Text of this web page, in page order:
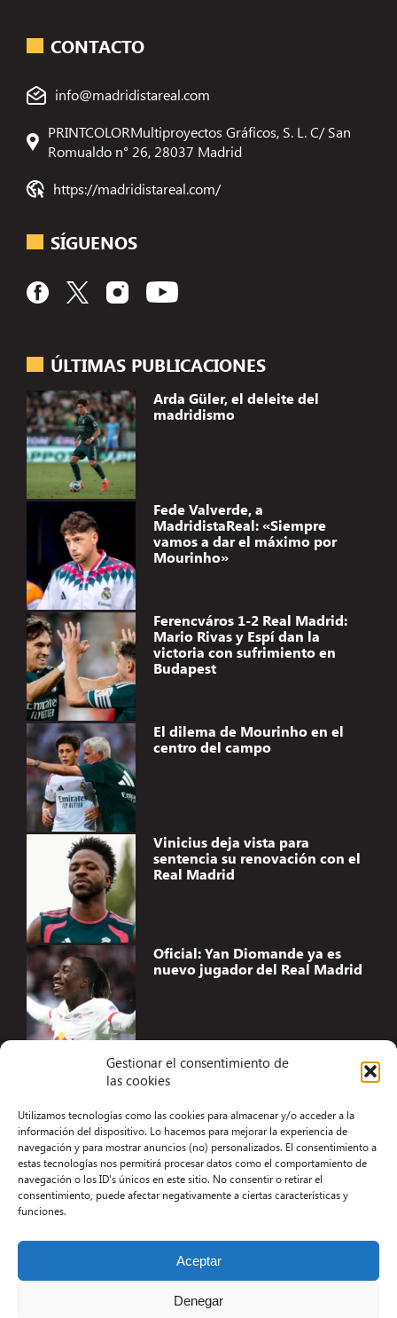
Gestionar el consentimiento de
las cookies
Utilizamos tecnologías como las cookies para almacenar y/o acceder a la
información del dispositivo. Lo hacemos para mejorar la experiencia de
navegación y para mostrar anuncios (no) personalizados. El consentimiento a
estas tecnologías nos permitirá procesar datos como el comportamiento de
navegación o los ID's únicos en este sitio. No consentir o retirar el
consentimiento, puede afectar negativamente a ciertas características y
funciones.
Aceptar
Denegar
ÚLTIMAS PUBLICACIONES
Arda Güler, el deleite del
madridismo
Fede Valverde, a
MadridistaReal: «Siempre
vamos a dar el máximo por
Mourinho»
Ferencváros 1-2 Real Madrid:
Mario Rivas y Espí dan la
victoria con sufrimiento en
Budapest
El dilema de Mourinho en el
centro del campo
Vinicius deja vista para
sentencia su renovación con el
Real Madrid
Oficial: Yan Diomande ya es
nuevo jugador del Real Madrid
CONTACTO
info@madridistareal.com
PRINTCOLORMultiproyectos Gráficos, S. L. C/ San
Romualdo n° 26, 28037 Madrid
https://madridistareal.com/
SÍGUENOS
Aviso Legal
Términos y condiciones
Política de privacidad
Contacto
Desarrollo Web por Kiwop